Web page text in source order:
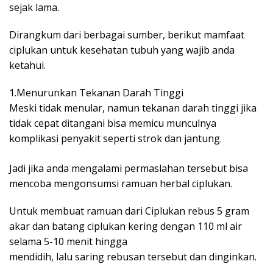
sejak lama.
Dirangkum dari berbagai sumber, berikut mamfaat
ciplukan untuk kesehatan tubuh yang wajib anda
ketahui.
1.Menurunkan Tekanan Darah Tinggi
Meski tidak menular, namun tekanan darah tinggi jika
tidak cepat ditangani bisa memicu munculnya
komplikasi penyakit seperti strok dan jantung.
Jadi jika anda mengalami permaslahan tersebut bisa
mencoba mengonsumsi ramuan herbal ciplukan.
Untuk membuat ramuan dari Ciplukan rebus 5 gram
akar dan batang ciplukan kering dengan 110 ml air
selama 5-10 menit hingga
mendidih, lalu saring rebusan tersebut dan dinginkan.